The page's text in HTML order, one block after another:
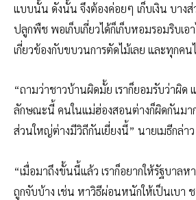
แบบนั้น ดังนั้น จึงต้องค่อยๆ เก็บเงิน บาง
ปลูกพืช พอเก็บเกี่ยวได้ก็เก็บหอมรอมริบเอ
เกี่ยวข้องกับขบวนการตัดไม้เลย และทุกคน
“ถามว่าชาวบ้านผิดมั้ย เราก็ยอมรับว่าผิด
ลักษณะน ี้ คนในแม่ฮ่องสอนต่างก็ผิดกันมา
ส่วนใหญ่ต่างมีวิถีกันเยี่ยงนี้” นายเมธีกล่าว
“เมื่อมาถึงขั้นนี้แล้ว เราก็อยากให้รัฐบาลห
ถูกจับบ้าง เช่น หาวิธีผ่อนหนักให้เป็นเบา